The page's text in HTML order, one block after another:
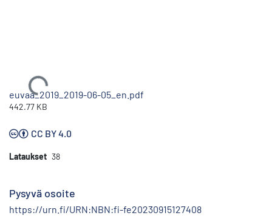
Ladataan...
euvaa_2019_2019-06-05_en.pdf
442.77 KB
CC BY 4.0
Lataukset 38
Pysyvä osoite
https://urn.fi/URN:NBN:fi-fe20230915127408